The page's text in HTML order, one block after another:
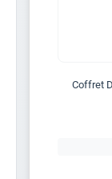
Coffret